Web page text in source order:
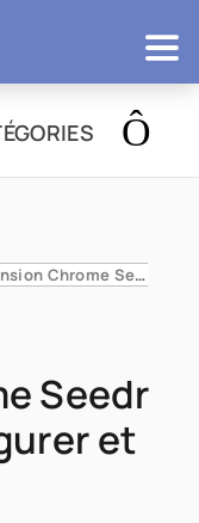
Extension Chrome Seedr — installer, configurer et utiliser
Seedr
et